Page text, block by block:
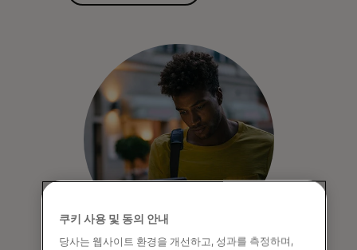
쿠키 사용 및 동의 안내
당사는 웹사이트 환경을 개선하고, 성과를 측정하며,